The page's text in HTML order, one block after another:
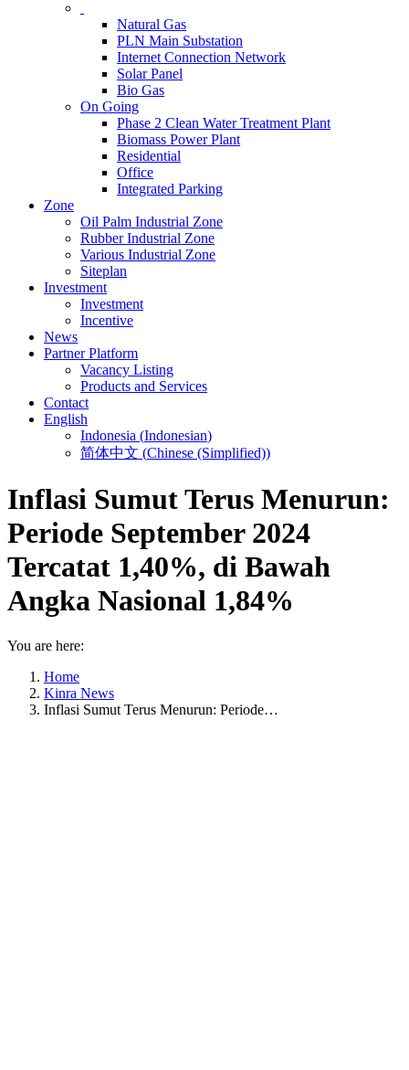
Natural Gas
PLN Main Substation
Internet Connection Network
Solar Panel
Bio Gas
On Going
Phase 2 Clean Water Treatment Plant
Biomass Power Plant
Residential
Office
Integrated Parking
Zone
Oil Palm Industrial Zone
Rubber Industrial Zone
Various Industrial Zone
Siteplan
Investment
Investment
Incentive
News
Partner Platform
Vacancy Listing
Products and Services
Contact
English
Indonesia (Indonesian)
简体中文 (Chinese (Simplified))
Inflasi Sumut Terus Menurun:
Periode September 2024
Tercatat 1,40%, di Bawah
Angka Nasional 1,84%
You are here:
Home
Kinra News
Inflasi Sumut Terus Menurun: Periode…